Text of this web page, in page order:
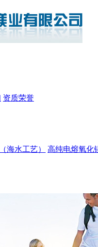
资质荣誉
海水工艺）
高纯电熔氧化